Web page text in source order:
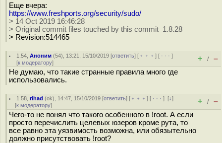
Еще вчера:
https://www.freshports.org/security/sudo/
> 14 Oct 2019 16:46:28
> Original commit files touched by this commit 1.8.28
> Revision:514465
1.54 ,Аноним (54), 13:21, 15/10/2019 [ответить] [ ﹢﹢﹢] [ · · ·]
[к модератору] + / –
Не думаю, что такие странные правила много где
использовались.
1.58 ,rihad (ok), 14:47, 15/10/2019 [ответить] [ ﹢﹢﹢] [ · · ·][↓]
[к модератору] + / –
Чего-то не понял что такого особенного в !root. А если
просто перечислить целевых юзеров кроме рута, то
все равно эта уязвимость возможна, или обязытельно
должно присутствовать !root?